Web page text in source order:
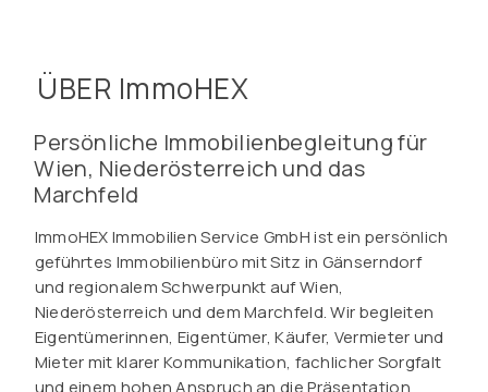
ÜBER ImmoHEX
Persönliche Immobilienbegleitung für
Wien, Niederösterreich und das
Marchfeld
ImmoHEX Immobilien Service GmbH ist ein persönlich
geführtes Immobilienbüro mit Sitz in Gänserndorf
und regionalem Schwerpunkt auf Wien,
Niederösterreich und dem Marchfeld. Wir begleiten
Eigentümerinnen, Eigentümer, Käufer, Vermieter und
Mieter mit klarer Kommunikation, fachlicher Sorgfalt
und einem hohen Anspruch an die Präsentation